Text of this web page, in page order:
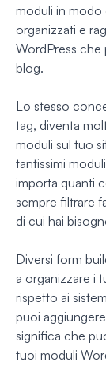
moduli in modo
organizzati e
WordPress che
blog.
Lo stesso
tag, diventa
moduli sul tuo
tantissimi
importa quanti
sempre filtrare
di cui hai
Diversi form
a organizzare i
rispetto ai
puoi
significa che
tuoi moduli